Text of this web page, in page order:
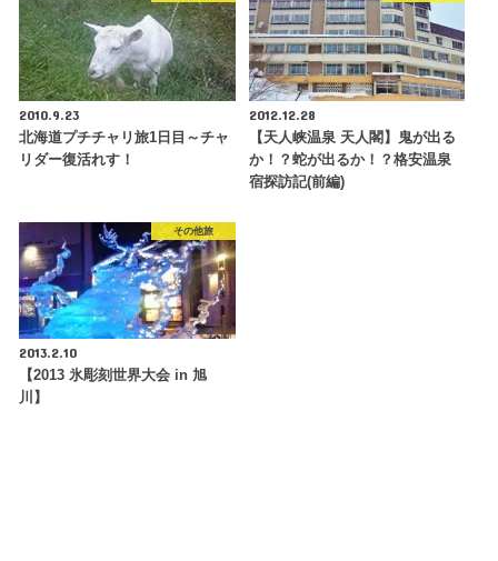
2010.9.23
北海道プチチャリ旅1日目～チャ
リダー復活れす！
2012.12.28
【天人峡温泉 天人閣】鬼が出る
か！？蛇が出るか！？格安温泉
宿探訪記(前編)
その他旅
2013.2.10
【2013 氷彫刻世界大会 in 旭
川】